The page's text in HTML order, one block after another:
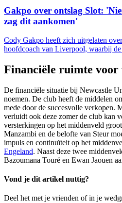
Gakpo over ontslag Slot:
zag dit aankomen'
Cody Gakpo heeft zich uitgelaten
hoofdcoach van Liverpool, waarbij
Financiële ruimte voor
De financiële situatie bij Newcastle
noemen. De club heeft de middelen
mede door de succesvolle verkopen.
verluidt ook deze zomer de club kan
versterkingen op het middenveld
Manzambi en de belofte van Steur
impuls en continuïteit op het
Engeland. Naast deze twee
Bazoumana Touré en Ewan Jaouen
Vond je dit artikel nuttig?
Deel het met je vrienden of in je